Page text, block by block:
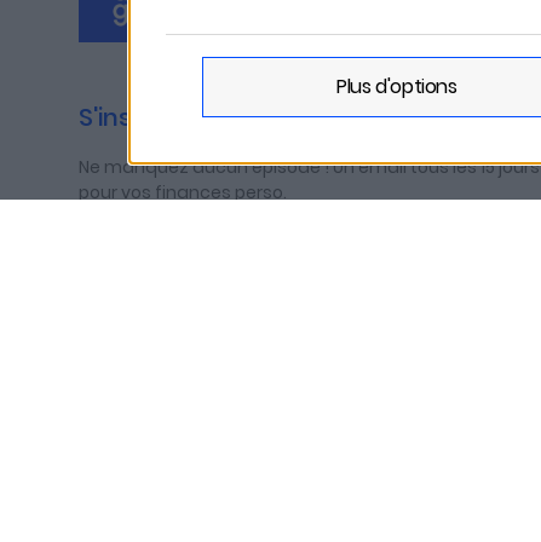
plus d'options
S'inscrire à la newsletter
Ne manquez aucun épisode ! Un email tous les 15 jours
pour vos finances perso.